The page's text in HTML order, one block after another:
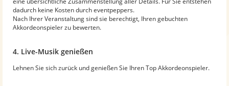
dadurch keine Kosten durch eventpeppers.
Nach Ihrer Veranstaltung sind sie berechtigt, Ihren gebuchten
Akkordeonspieler zu bewerten.
4. Live-Musik genießen
Lehnen Sie sich zurück und genießen Sie Ihren Top Akkordeonspieler.